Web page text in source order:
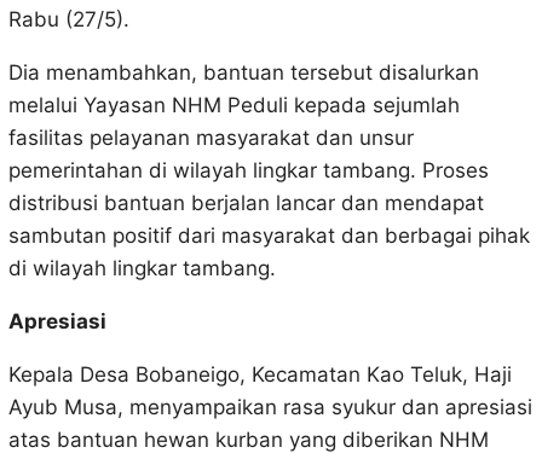
Rabu (27/5).
Dia menambahkan, bantuan tersebut disalurkan
melalui Yayasan NHM Peduli kepada sejumlah
fasilitas pelayanan masyarakat dan unsur
pemerintahan di wilayah lingkar tambang. Proses
distribusi bantuan berjalan lancar dan mendapat
sambutan positif dari masyarakat dan berbagai pihak
di wilayah lingkar tambang.
Apresiasi
Kepala Desa Bobaneigo, Kecamatan Kao Teluk, Haji
Ayub Musa, menyampaikan rasa syukur dan apresiasi
atas bantuan hewan kurban yang diberikan NHM